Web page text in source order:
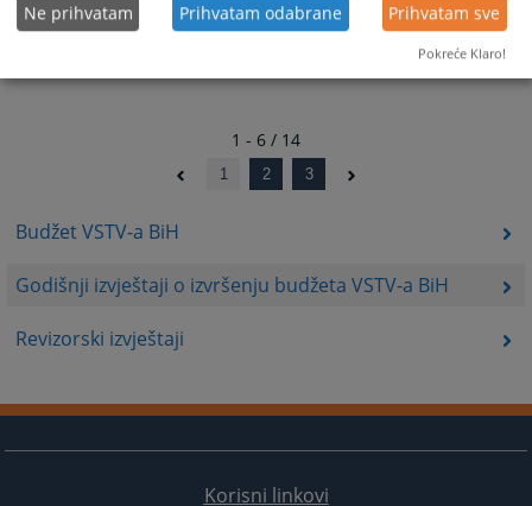
Budžet VSTV-a BiH
Godišnji izvještaji o izvršenju budžeta VSTV-a BiH
Revizorski izvještaji
1 - 6 / 14
1 2 3
Korisni linkovi
Ne prihvatam Prihvatam odabrane Prihvatam sve
Pokreće Klaro!